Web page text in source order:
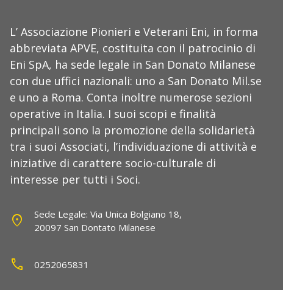
L’ Associazione Pionieri e Veterani Eni, in forma
abbreviata APVE, costituita con il patrocinio di
Eni SpA, ha sede legale in San Donato Milanese
con due uffici nazionali: uno a San Donato Mil.se
e uno a Roma. Conta inoltre numerose sezioni
operative in Italia. I suoi scopi e finalità
principali sono la promozione della solidarietà
tra i suoi Associati, l’individuazione di attività e
iniziative di carattere socio-culturale di
interesse per tutti i Soci.
location_on
Sede Legale: Via Unica Bolgiano 18,
20097 San Dontato Milanese
call 0252065831